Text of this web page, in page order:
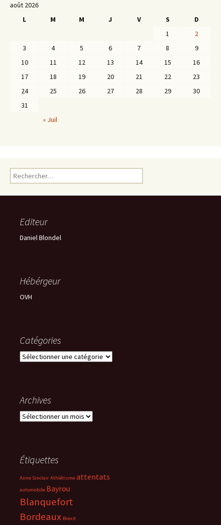
août 2026
L
M M J V S
D
1
2
3
4 5 6 7 8
9
10
11 12 13 14 15
16
17
18 19 20 21 22
23
24
25 26 27 28 29
30
31
« Juil
Rechercher :
Editeur
Daniel Blondel
Hébérgeur
OVH
Catégories
Catégories
Archives
Archives
Étiquettes
Anne Sinclair Athlétisme attentats
automobile Bayrou
Blanquefort
Bordeaux Brexit